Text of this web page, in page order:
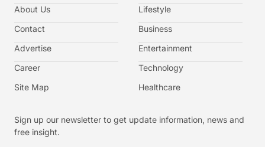
About Us
Contact
Advertise
Career
Site Map
Lifestyle
Business
Entertainment
Technology
Healthcare
Sign up our newsletter to get update information, news and
free insight.